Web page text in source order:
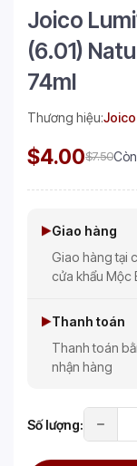
Joico
(6.01)
74ml
Thương hiệu:Joico
$4.00$7.50
Giao hàng
Giao hàng tại
cửa khẩu Mộc
Thanh toán
Thanh toán
nhận hàng
Số lượng: